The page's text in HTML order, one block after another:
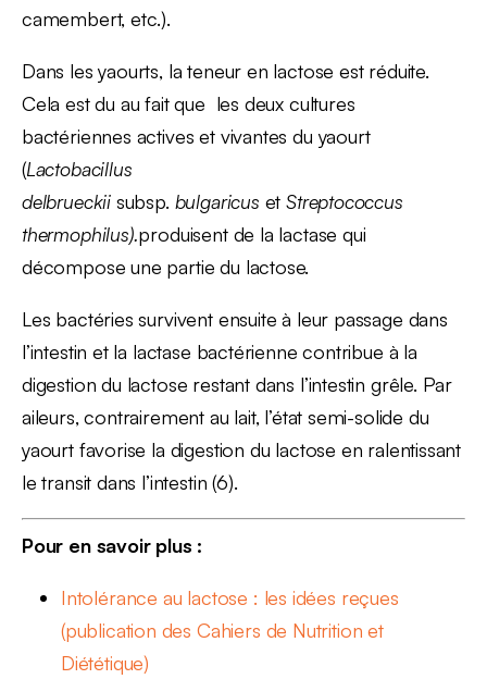
camembert, etc.).
Dans les yaourts, la teneur en lactose est réduite.
Cela est du au fait que les deux cultures
bactériennes actives et vivantes du yaourt
(Lactobacillus
delbrueckii subsp. bulgaricus etStreptococcus
thermophilus).produisent de la lactase qui
décompose une partie du lactose.
Les bactéries survivent ensuite à leur passage dans
l’intestin et la lactase bactérienne contribue à la
digestion du lactose restant dans l’intestin grêle. Par
aileurs, contrairement au lait, l’état semi-solide du
yaourt favorise la digestion du lactose en ralentissant
le transit dans l’intestin (6).
Pour en savoir plus :
Intolérance au lactose : les idées reçues
(publication des Cahiers de Nutrition et
Diététique)